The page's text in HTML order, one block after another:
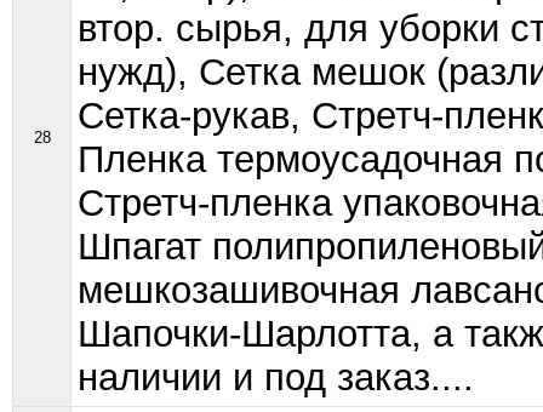
28
втор. сырья, для уборки
нужд), Сетка мешок
Сетка-рукав, Стретч-
Пленка термоусадочная
Стретч-пленка
Шпагат
мешкозашивочная
Шапочки-Шарлотта, а
наличии и под заказ....